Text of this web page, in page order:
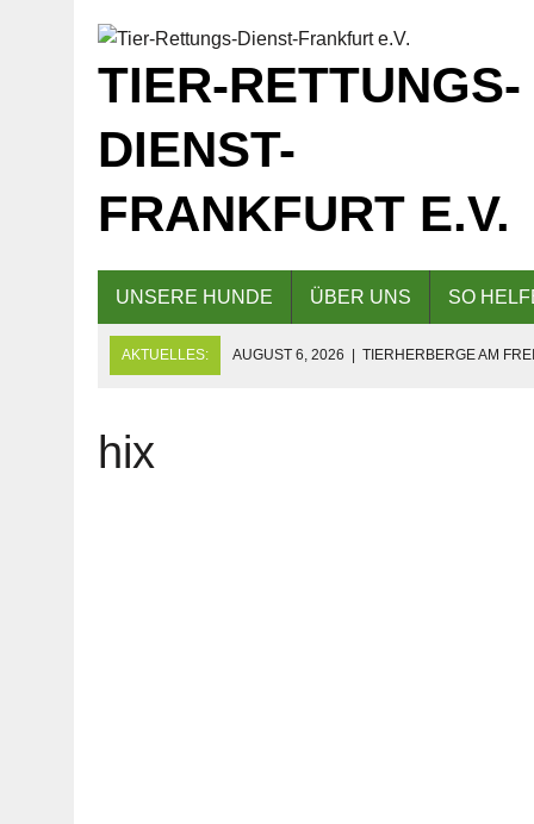
TIER-RETTUNGS-
DIENST-
FRANKFURT E.V.
UNSERE HUNDE ÜBER UNS SO
AKTUELLES: AUGUST 6, 2026 TIERHERBERGE AM
AUGUST 5, 2026
AUGUST 5, 2026
hix